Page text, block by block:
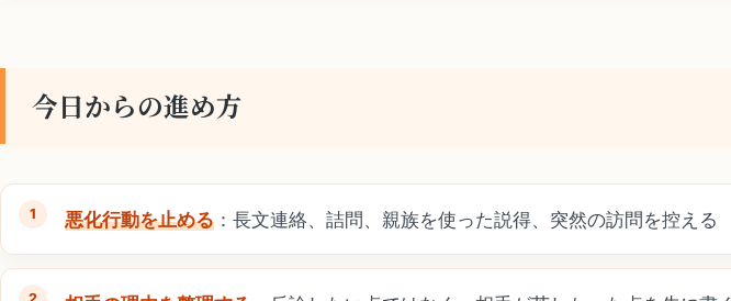
今日からの進め方
悪化行動を止める ：長文連絡、詰問、親族を使った説得、突然の訪問を控える